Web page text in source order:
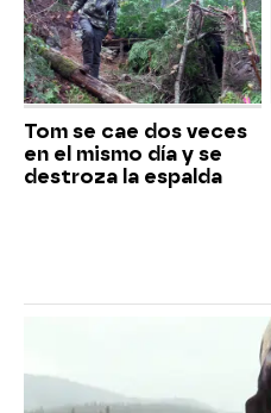
Tom se cae dos veces
en el mismo día y se
destroza la espalda